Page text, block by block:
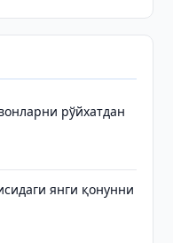
рўйхатдан
янги қонунни